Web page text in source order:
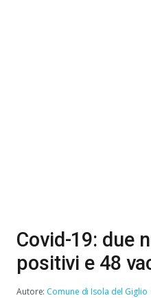
Covid-19: due
positivi e 48
Autore: Comune di Isola del Giglio